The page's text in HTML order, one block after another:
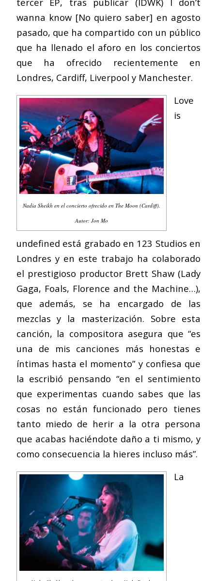
wanna know [No quiero saber] en agosto
pasado, que ha compartido con un público
que ha llenado el aforo en los conciertos
que ha ofrecido recientemente en
Londres, Cardiff, Liverpool y Manchester.
Nadia Sheikh en el concierto ofrecido en The Moon (Cardiff).
Autor: Jon Mo
Love
is
undefined está grabado en 123 Studios en
Londres y en este trabajo ha colaborado
el prestigioso productor Brett Shaw (Lady
Gaga, Foals, Florence and the Machine…),
que además, se ha encargado de las
mezclas y la masterización. Sobre esta
canción, la compositora asegura que “es
una de mis canciones más honestas e
íntimas hasta el momento” y confiesa que
la escribió pensando “en el sentimiento
que experimentas cuando sabes que las
cosas no están funcionado pero tienes
tanto miedo de herir a la otra persona
que acabas haciéndote daño a ti mismo, y
como consecuencia la hieres incluso más”.
La